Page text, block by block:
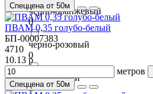
черно-оранжевый
0
черно-розовый
0
черно-серый
0
Спеццена от 50м
ПВАМ 0,35 голубо-белый
БП-00007383
4710
10.13 р
метров
Спеццена от 50м